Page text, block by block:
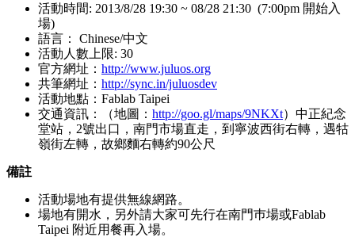
活動時間: 2013/8/28 19:30 ~ 08/28 21:30 (7:00pm 開始入
場)
語言： Chinese/中文
活動人數上限: 30
官方網址： http://www.juluos.org
共筆網址： http://sync.in/juluosdev
活動地點：Fablab Taipei
交通資訊：（地圖： http://goo.gl/maps/9NKXt）中正紀念
堂站，2號出口，南門市場直走，到寧波西街右轉，遇牯
嶺街左轉，故鄉麵右轉約90公尺
備註
活動場地有提供無線網路。
場地有開水，另外請大家可先行在南門巿場或Fablab
Taipei 附近用餐再入場。